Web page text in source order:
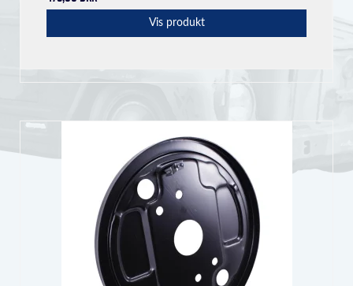
Vis produkt